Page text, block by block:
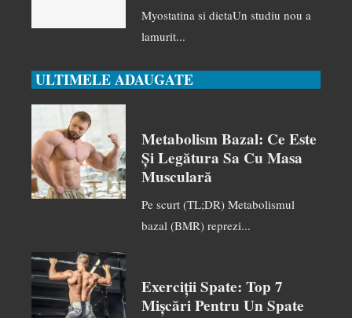
Myostatina si dietaUn studiu nou a
lamurit...
ULTIMELE ADAUGATE
Metabolism Bazal: Ce Este
Și Legătura Sa Cu Masa
Musculară
Pe scurt (TL;DR) Metabolismul
bazal (BMR) reprezi...
Exerciții Spate: Top 7
Mișcări Pentru Un Spate